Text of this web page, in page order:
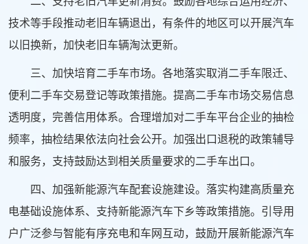
技术等手段推动老旧车辆退出，有条件的地区可以开展汽车
以旧换新，加快老旧车辆淘汰更新。
三、加快培育二手车市场。各地落实取消二手车限迁、
便利二手车交易登记等政策措施。提高二手车市场交易信息
透明度，完善信用体系。合理增加对二手车平台企业的抽检
频率，抽检结果依法向社会公开。加强出口退税的政策辅导
和服务，支持鼓励达到相关质量要求的二手车出口。
四、加强新能源汽车配套设施建设。落实构建高质量充
电基础设施体系、支持新能源汽车下乡等政策措施。引导用
户广泛参与智能有序充电和车网互动，鼓励开展新能源汽车